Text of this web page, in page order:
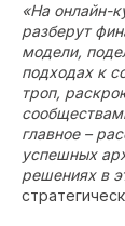
«На онлайн-
разберут
модели,
подходах к
троп,
главное –
успешных
решениях в